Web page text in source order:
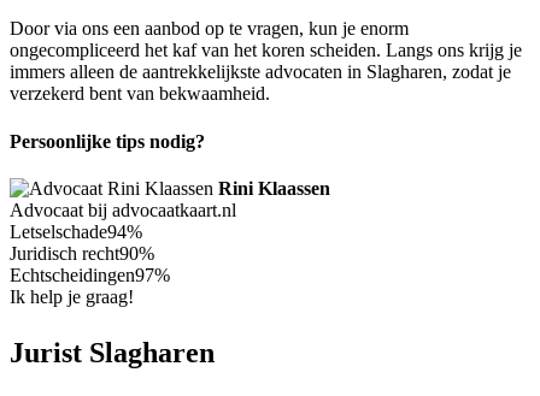
Door via ons een aanbod op te vragen, kun je enorm
ongecompliceerd het kaf van het koren scheiden. Langs ons krijg je
immers alleen de aantrekkelijkste advocaten in Slagharen, zodat je
verzekerd bent van bekwaamheid.
Persoonlijke tips nodig?
Rini Klaassen
Advocaat bij advocaatkaart.nl
Letselschade94%
Juridisch recht90%
Echtscheidingen97%
Ik help je graag!
Jurist Slagharen